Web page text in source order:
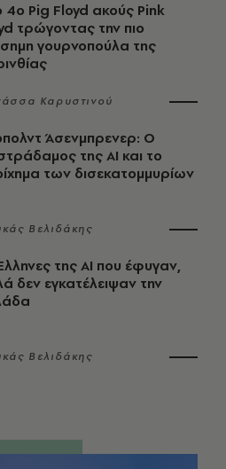
4ο Pig Floyd ακούς Pink
τρώγοντας την πιο
γουρνοπούλα της
Καρυστινού
Άσενμπρενερ: Ο
της AI και το
των δισεκατομμυρίων
Βελιδάκης
της ΑΙ που έφυγαν,
δεν εγκατέλειψαν την
Βελιδάκης